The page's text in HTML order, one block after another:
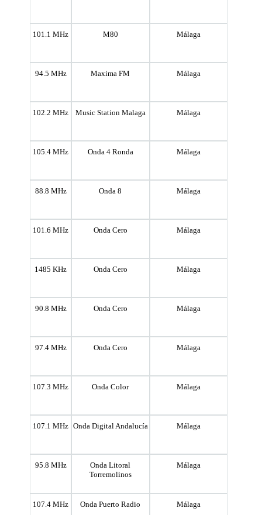
101.1 MHz M80 Málaga
94.5 MHz Maxima FM Málaga
102.2 MHz Music Station Malaga Málaga
105.4 MHz Onda 4 Ronda Málaga
88.8 MHz Onda 8 Málaga
101.6 MHz Onda Cero Málaga
1485 KHz Onda Cero Málaga
90.8 MHz Onda Cero Málaga
97.4 MHz Onda Cero Málaga
107.3 MHz Onda Color Málaga
107.1 MHz Onda Digital Andalucía Málaga
95.8 MHz
Onda Litoral
Torremolinos
Málaga
107.4 MHz Onda Puerto Radio Málaga